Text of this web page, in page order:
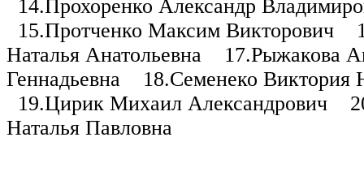
14.Прохоренко Александр
15.Протченко Максим Викторович
Наталья Анатольевна
17.Рыжакова
Геннадьевна
18.Семенеко Виктория
19.Цирик Михаил Александрович
Наталья Павловна